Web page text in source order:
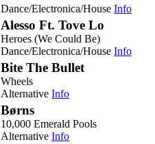
Dance/Electronica/House Info
Alesso Ft. Tove Lo
Heroes (We Could Be)
Dance/Electronica/House Info
Bite The Bullet
Wheels
Alternative Info
Børns
10,000 Emerald Pools
Alternative Info